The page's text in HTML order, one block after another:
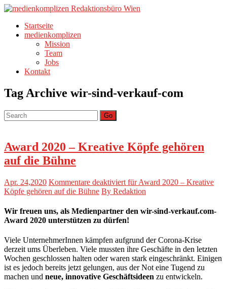
Startseite
medienkomplizen
Mission
Team
Jobs
Kontakt
Tag Archive wir-sind-verkauf-com
Go
Award 2020 – Kreative Köpfe gehören
auf die Bühne
Apr. 24,2020 Kommentare deaktiviert für Award 2020 – Kreative
Köpfe gehören auf die Bühne By Redaktion
Wir freuen uns, als Medienpartner den wir-sind-verkauf.com-
Award 2020 unterstützen zu dürfen!
Viele UnternehmerInnen kämpfen aufgrund der Corona-Krise
derzeit ums Überleben. Viele mussten ihre Geschäfte in den letzten
Wochen geschlossen halten oder waren stark eingeschränkt. Einigen
ist es jedoch bereits jetzt gelungen, aus der Not eine Tugend zu
machen und neue, innovative Geschäftsideen zu entwickeln.